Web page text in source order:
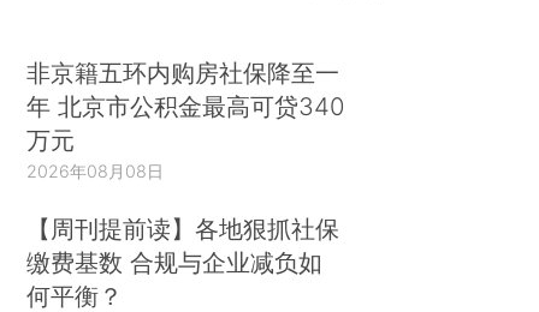
非京籍五环内购房社保降至一
年 北京市公积金最高可贷340
万元
2026年08月08日
【周刊提前读】各地狠抓社保
缴费基数 合规与企业减负如
何平衡？